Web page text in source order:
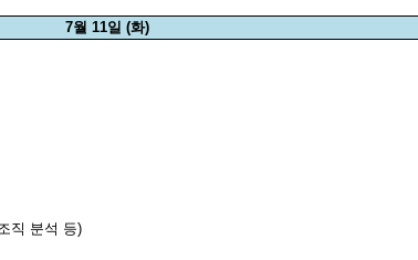
7월 11일 (화)
직 분석 등)